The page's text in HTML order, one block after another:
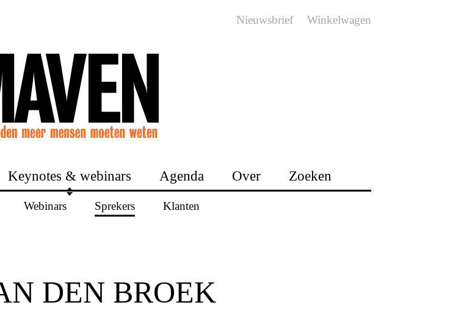
Nieuwsbrief Winkelwagen
Keynotes & webinars
Webinars Sprekers Klanten
Agenda Over Zoeken
DEN BROEK